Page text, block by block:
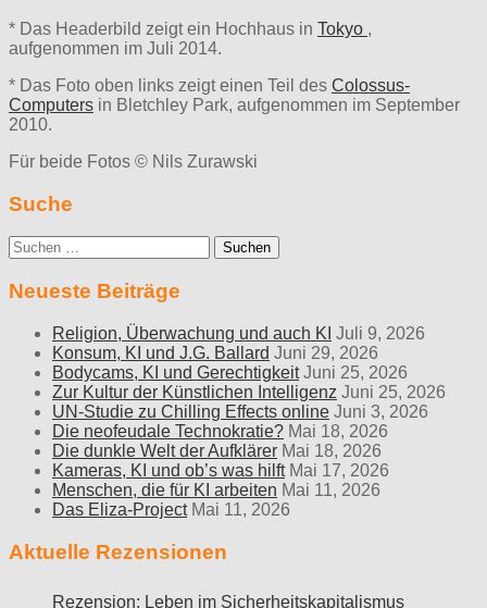
* Das Headerbild zeigt ein Hochhaus in Tokyo ,
aufgenommen im Juli 2014.
* Das Foto oben links zeigt einen Teil des Colossus-
Computers in Bletchley Park, aufgenommen im September
2010.
Für beide Fotos © Nils Zurawski
Suche
Suche
nach:
Neueste Beiträge
Religion, Überwachung und auch KI Juli 9, 2026
Konsum, KI und J.G. Ballard Juni 29, 2026
Bodycams, KI und Gerechtigkeit Juni 25, 2026
Zur Kultur der Künstlichen Intelligenz Juni 25, 2026
UN-Studie zu Chilling Effects online Juni 3, 2026
Die neofeudale Technokratie? Mai 18, 2026
Die dunkle Welt der Aufklärer Mai 18, 2026
Kameras, KI und ob’s was hilft Mai 17, 2026
Menschen, die für KI arbeiten Mai 11, 2026
Das Eliza-Project Mai 11, 2026
Aktuelle Rezensionen
Rezension: Leben im Sicherheitskapitalismus